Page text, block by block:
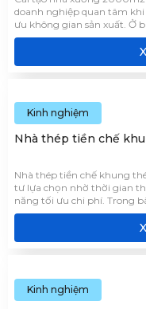
doanh nghiệp quan tâm
ưu không gian sản xuất. Ở
mức chi phí tham khảo,
Kinh nghiệm
Nhà thép tiền chế
Nhà thép tiền chế khung
tư lựa chọn nhờ thời gian
năng tối ưu chi phí. Trong
bạn cập nhật mức giá
có kế hoạch đầu tư phù
Kinh nghiệm